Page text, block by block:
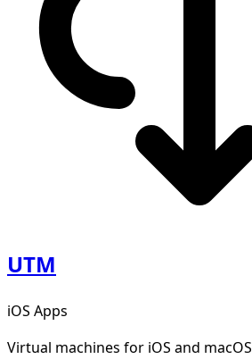
UTM
iOS Apps
Virtual machines for iOS and macOS